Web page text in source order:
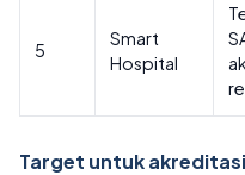
5
Smart
Hospital
Target untuk